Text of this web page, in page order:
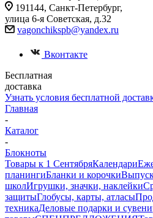
191144, Санкт-Петербург,
улица 6-я Советская, д.32
vagonchikspb@yandex.ru
Вконтакте
Бесплатная
доставка
Узнать условия бесплатной
Главная
-
Каталог
-
Блокноты
Товары к 1 СентябряКалендари
планингиБланки и корочки
школИгрушки, значки, наклейки
защитыГлобусы, карты, атласы
техникаДеловые подарки и